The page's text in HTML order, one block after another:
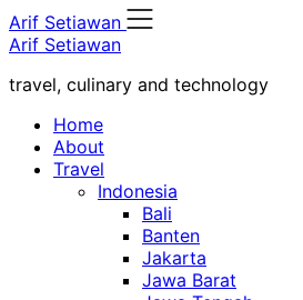
Skip
to
Arif Setiawan
Arif Setiawan
travel, culinary and technology
Home
About
Travel
Indonesia
Bali
Banten
Jakarta
Jawa Barat